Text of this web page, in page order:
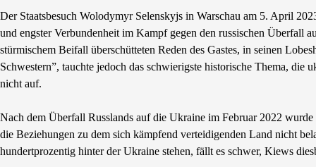
Der Staatsbesuch Wolodymyr Selenskyjs in Warschau am 5. April
und engster Verbundenheit im Kampf gegen den russischen Überfall
stürmischem Beifall überschütteten Reden des Gastes, in seinen
Schwestern”, tauchte jedoch das schwierigste historische Thema,
nicht auf.
Nach dem Überfall Russlands auf die Ukraine im Februar 2022
die Beziehungen zu dem sich kämpfend verteidigenden Land nicht
hundertprozentig hinter der Ukraine stehen, fällt es schwer, Kiews